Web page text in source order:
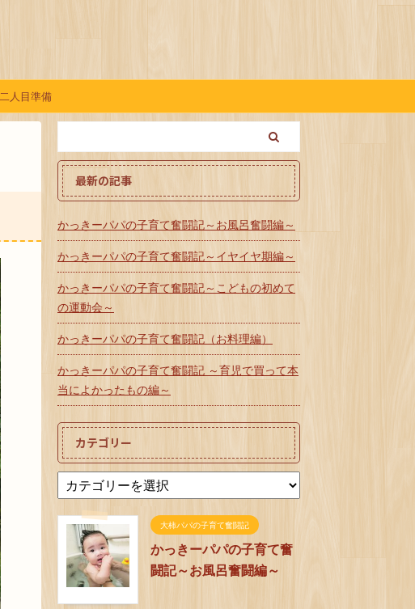
二人目準備
最新の記事
かっきーパパの子育て奮闘記～お風呂奮闘編～
かっきーパパの子育て奮闘記～イヤイヤ期編～
かっきーパパの子育て奮闘記～こどもの初めて
の運動会～
かっきーパパの子育て奮闘記（お料理編）
かっきーパパの子育て奮闘記 ～育児で買って本
当によかったもの編～
カテゴリー
大柿パパの子育て奮闘記
かっきーパパの子育て奮
闘記～お風呂奮闘編～